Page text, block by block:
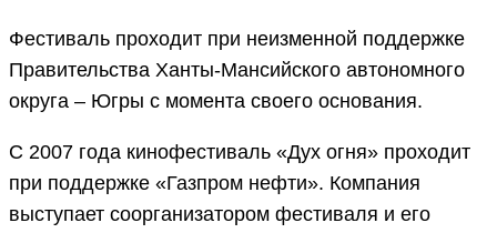
Фестиваль проходит при неизменной поддержке
Правительства Ханты-Мансийского автономного
округа – Югры с момента своего основания.
С 2007 года кинофестиваль «Дух огня» проходит
при поддержке «Газпром нефти». Компания
выступает соорганизатором фестиваля и его